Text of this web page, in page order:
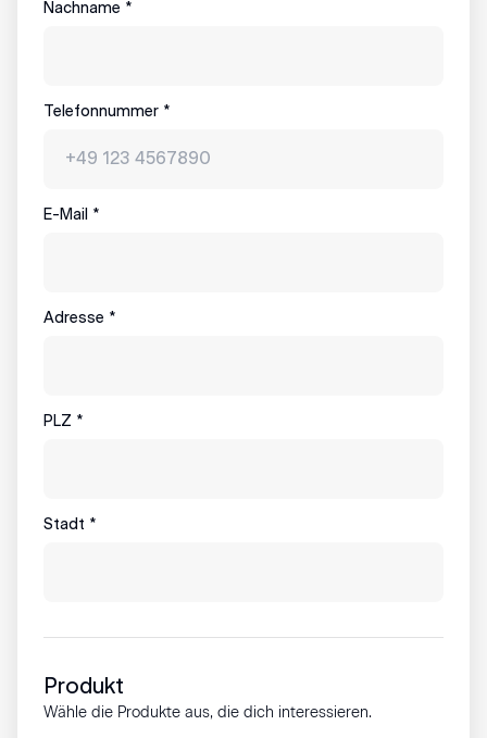
Nachname *
Telefonnummer *
E-Mail *
Adresse *
PLZ *
Stadt *
Produkt
Wähle die Produkte aus, die dich interessieren.